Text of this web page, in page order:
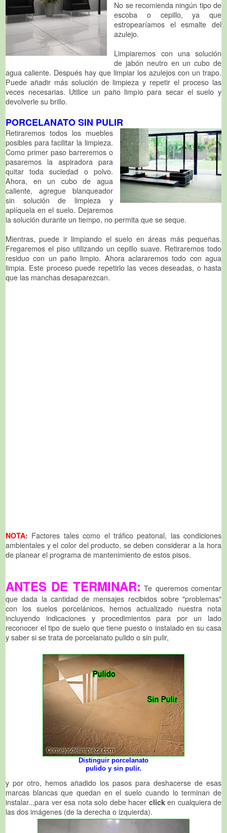
No se recomienda ningún tipo de
escoba o cepillo, ya que
estropearíamos el esmalte del
azulejo.
Limpiaremos con una solución
de jabón neutro en un cubo de
agua caliente. Después hay que limpiar los azulejos con un trapo.
Puede añadir más solución de limpieza y repetir el proceso las
veces necesarias. Utilice un paño limpio para secar el suelo y
devolverle su brillo.
PORCELANATO SIN PULIR
Retiraremos todos los muebles
posibles para facilitar la limpieza.
Como primer paso barreremos o
pasaremos la aspiradora para
quitar toda suciedad o polvo.
Ahora, en un cubo de agua
caliente, agregue blanqueador
sin solución de limpieza y
aplíquela en el suelo. Dejaremos
la solución durante un tiempo, no permita que se seque.
Mientras, puede ir limpiando el suelo en áreas más pequeñas.
Fregaremos el piso utilizando un cepillo suave. Retiraremos todo
residuo con un paño limpio. Ahora aclararemos todo con agua
limpia. Este proceso puede repetirlo las veces deseadas, o hasta
que las manchas desaparezcan.
NOTA: Factores tales como el tráfico peatonal, las condiciones
ambientales y el color del producto, se deben considerar a la hora
de planear el programa de mantenimiento de estos pisos.
ANTES DE TERMINAR: Te queremos comentar
que dada la cantidad de mensajes recibidos sobre "problemas"
con los suelos porcelánicos, hemos actualizado nuestra nota
incluyendo indicaciones y procedimientos para por un lado
reconocer el tipo de suelo que tiene puesto o instalado en su casa
y saber si se trata de porcelanato pulido o sin pulir,
Distinguir porcelanato
pulido y sin pulir.
y por otro, hemos añadido los pasos para deshacerse de esas
marcas blancas que quedan en el suelo cuando lo terminan de
instalar...para ver esa nota solo debe hacer clicken cualquiera de
las dos imágenes (de la derecha o izquierda).